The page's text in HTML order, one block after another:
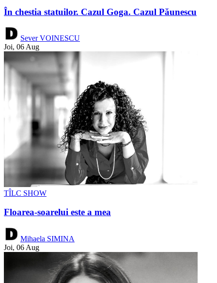
În chestia statuilor. Cazul Goga. Cazul Păunescu
Sever VOINESCU
Joi, 06 Aug
TÎLC SHOW
Floarea-soarelui este a mea
Mihaela SIMINA
Joi, 06 Aug